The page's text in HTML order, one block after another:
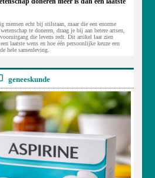
mensen echt bij stilstaan, maar die een enorme
te doneren, draag je bij aan betere artsen,
die levens redt. Dit artikel laat zien
laatste wens en hoe één persoonlijke keuze een
hele samenleving.
geneeskunde